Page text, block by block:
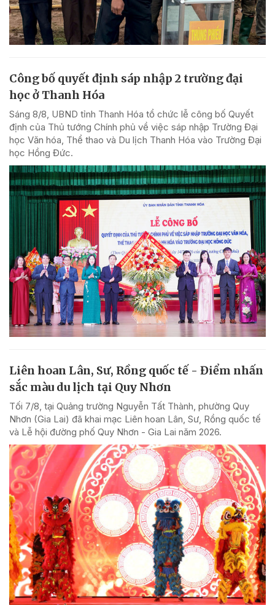
Công bố quyết định sáp nhập 2 trường đại
học ở Thanh Hóa
Sáng 8/8, UBND tỉnh Thanh Hóa tổ chức lễ công bố Quyết
định của Thủ tướng Chính phủ về việc sáp nhập Trường Đại
học Văn hóa, Thể thao và Du lịch Thanh Hóa vào Trường Đại
học Hồng Đức.
Liên hoan Lân, Sư, Rồng quốc tế - Điểm nhấn
sắc màu du lịch tại Quy Nhơn
Tối 7/8, tại Quảng trường Nguyễn Tất Thành, phường Quy
Nhơn (Gia Lai) đã khai mạc Liên hoan Lân, Sư, Rồng quốc tế
và Lễ hội đường phố Quy Nhơn - Gia Lai năm 2026.